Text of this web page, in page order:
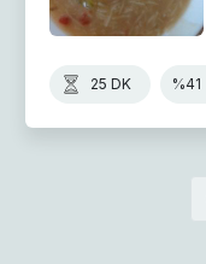
25 DK %41